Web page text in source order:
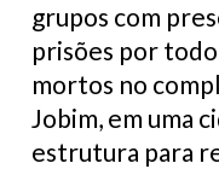
grupos com
prisões por
mortos no
Jobim, em uma
estrutura para